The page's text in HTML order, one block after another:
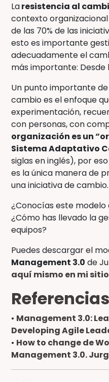
Laresistencia al
contexto
de las 70% de las
esto es importante
adecuadamente el
más importante: Desde
Un punto importante
cambio es el enfoque
experimentación,
con personas, con
organización es un
Sistema Adaptativo
siglas en inglés), por
es la única manera de
una iniciativa de cambio.
¿Conocías este modelo
¿Cómo has llevado la
equipos?
Puedes descargar el
Management 3.0 de
aquí mismo en mi
Referencias
• Management 3.0:
Developing Agile
• How to change de
Management 3.0.